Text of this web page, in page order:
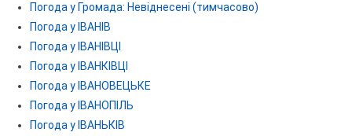
Погода у Громада: Невіднесені (тимчасово)
Погода у ІВАНІВ
Погода у ІВАНІВЦІ
Погода у ІВАНКІВЦІ
Погода у ІВАНОВЕЦЬКЕ
Погода у ІВАНОПІЛЬ
Погода у ІВАНЬКІВ